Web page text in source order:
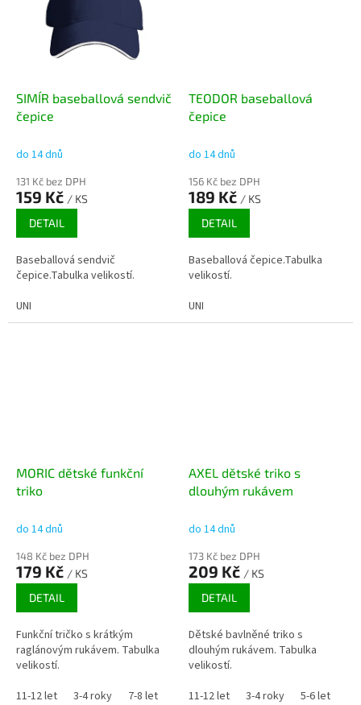
SIMÍR baseballová sendvič
čepice
do 14 dnů
131 Kč bez DPH
159 Kč / KS
DETAIL
Baseballová sendvič
čepice.Tabulka velikostí.
UNI
TEODOR baseballová
čepice
do 14 dnů
156 Kč bez DPH
189 Kč / KS
DETAIL
Baseballová čepice.Tabulka
velikostí.
UNI
MORIC dětské funkční
triko
do 14 dnů
148 Kč bez DPH
179 Kč / KS
DETAIL
Funkční tričko s krátkým
raglánovým rukávem. Tabulka
velikostí.
11-12 let
3-4 roky 7-8 let 15-16 let
AXEL dětské triko s
dlouhým rukávem
do 14 dnů
173 Kč bez DPH
209 Kč / KS
DETAIL
Dětské bavlněné triko s
dlouhým rukávem. Tabulka
velikostí.
11-12 let
3-4 roky 5-6 let